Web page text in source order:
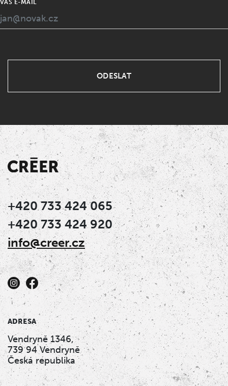
VÁŠ E-MAIL
+420 733 424 065
+420 733 424 920
info@creer.cz
ADRESA
Vendryně 1346,
739 94 Vendryně
Česká republika